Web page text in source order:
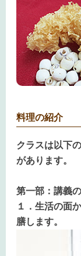
料理の紹介
クラスは以下
があります。
第一部：講義
１．生活の面
膳します。